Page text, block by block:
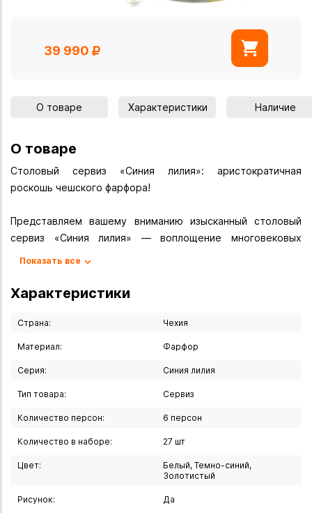
39 990
О товаре Характеристики Наличие
О товаре
Столовый сервиз «Синия лилия»: аристократичная
роскошь чешского фарфора!
Представляем вашему вниманию изысканный столовый
сервиз «Синия лилия» — воплощение многовековых
торжественное событие и станет настоящей
жемчужиной вашей сервировки.
- Название: столовый сервиз «Синия лилия».
- Вместимость: на 6 персон.
- Количество предметов: 27 шт.
- Производство: Чехия.
идеальной сервировки:
- Тарелка суповая (диаметр 23 см) — 6 шт.
Показать все
Характеристики
Страна: Чехия
Материал: Фарфор
Серия: Синия лилия
Тип товара: Сервиз
Количество персон: 6 персон
Количество в наборе: 27 шт
Цвет:
Белый, Темно-синий,
Золотистый
Рисунок: Да